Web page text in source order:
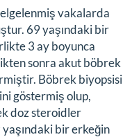
vakalarda
69 yaşındaki bir
3 ay boyunca
sonra akut böbrek
Böbrek biyopsisi
göstermiş olup,
doz steroidler
bir erkeğin